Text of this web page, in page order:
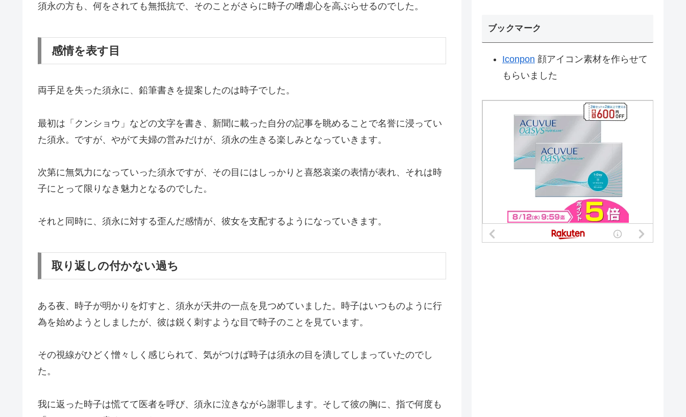
須永の方も、何をされても無抵抗で、そのことがさらに時子の嗜虐心を高ぶらせるのでした。
感情を表す目
両手足を失った須永に、鉛筆書きを提案したのは時子でした。
最初は「クンショウ」などの文字を書き、新聞に載った自分の記事を眺めることで名誉に浸ってい
た須永。ですが、やがて夫婦の営みだけが、須永の生きる楽しみとなっていきます。
次第に無気力になっていった須永ですが、その目にはしっかりと喜怒哀楽の表情が表れ、それは時
子にとって限りなき魅力となるのでした。
それと同時に、須永に対する歪んだ感情が、彼女を支配するようになっていきます。
取り返しの付かない過ち
ある夜、時子が明かりを灯すと、須永が天井の一点を見つめていました。時子はいつものように行
為を始めようとしましたが、彼は鋭く刺すような目で時子のことを見ています。
その視線がひどく憎々しく感じられて、気がつけば時子は須永の目を潰してしまっていたのでし
た。
我に返った時子は慌てて医者を呼び、須永に泣きながら謝罪します。そして彼の胸に、指で何度も
ブックマーク
Iconpon 顔アイコン素材を作らせて
もらいました